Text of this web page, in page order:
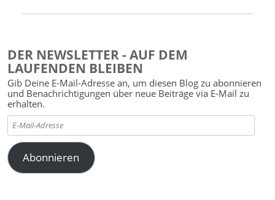
DER NEWSLETTER - AUF DEM
LAUFENDEN BLEIBEN
Gib Deine E-Mail-Adresse an, um diesen Blog zu abonnieren
und Benachrichtigungen über neue Beiträge via E-Mail zu
erhalten.
E-
Mail-
Adresse
Abonnieren